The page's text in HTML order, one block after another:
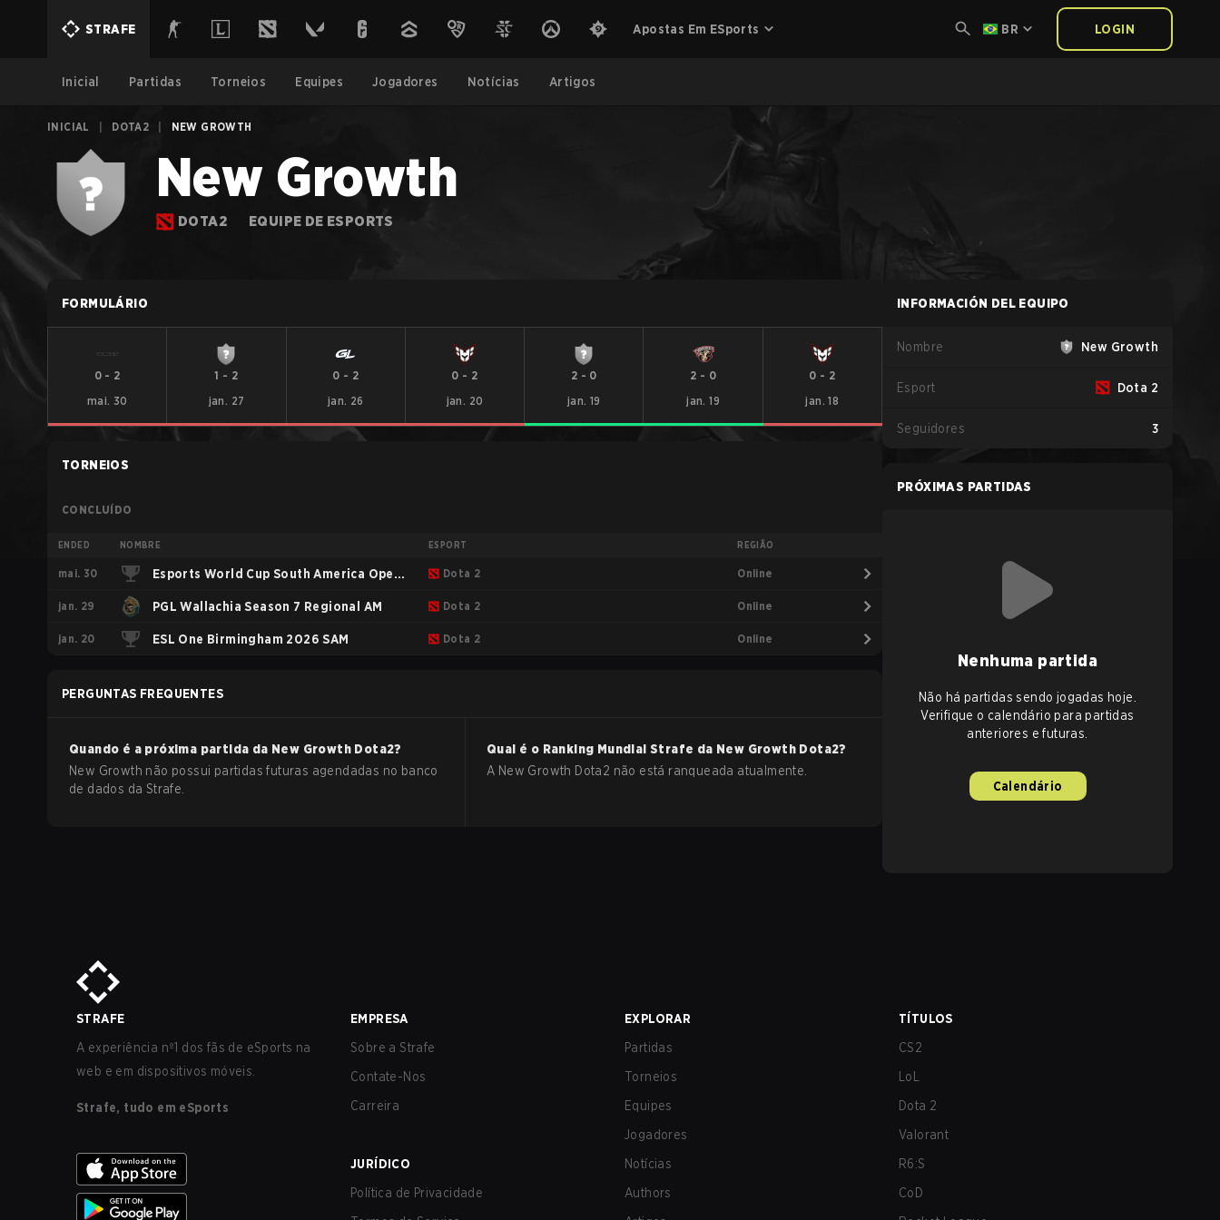
STRAFE Apostas Em ESports BR LOGIN
Inicial Partidas Torneios Equipes Jogadores Notícias Artigos
INICIAL DOTA2 NEW GROWTH
New Growth
DOTA2 EQUIPE DE ESPORTS
FORMULÁRIO
0 - 2
mai. 30
1 - 2
jan. 27
0 - 2
jan. 26
0 - 2
jan. 20
2 - 0
jan. 19
2 - 0
jan. 19
0 - 2
jan. 18
TORNEIOS
CONCLUÍDO
ENDED NOMBRE ESPORT REGIÃO
mai. 30 Esports World Cup South America Open
Qualifier
Dota 2 Online
jan. 29 PGL Wallachia Season 7 Regional AM Dota 2 Online
jan. 20 ESL One Birmingham 2026 SAM Dota 2 Online
PERGUNTAS FREQUENTES
Quando é a próxima partida da New Growth Dota2?
New Growth não possui partidas futuras agendadas no banco
de dados da Strafe.
Qual é o Ranking Mundial Strafe da New Growth Dota2?
A New Growth Dota2 não está ranqueada atualmente.
INFORMACIÓN DEL EQUIPO
Nombre New Growth
Esport Dota 2
Seguidores 3
PRÓXIMAS PARTIDAS
Nenhuma partida
Não há partidas sendo jogadas hoje.
Verifique o calendário para partidas
anteriores e futuras.
Calendário
STRAFE
A experiência nº1 dos fãs de eSports na
web e em dispositivos móveis.
Strafe, tudo em eSports
EMPRESA
Sobre a Strafe
Contate-Nos
Carreira
JURÍDICO
Política de Privacidade
EXPLORAR
Partidas
Torneios
Equipes
Jogadores
Notícias
Authors
TÍTULOS
CS2
LoL
Dota 2
Valorant
R6:S
CoD